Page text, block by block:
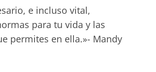
e incluso vital,
para tu vida y las
permites en ella.»- Mandy